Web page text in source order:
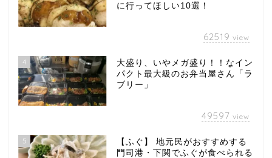
に行ってほしい10選！
62519 view
4
大盛り、いやメガ盛り！！なイン
パクト最大級のお弁当屋さん「ラ
ブリー」
49597 view
5
【ふぐ】 地元民がおすすめする
門司港・下関でふぐが食べられる